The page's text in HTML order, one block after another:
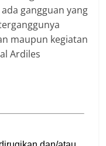
gangguan yang
maupun kegiatan
Ardiles